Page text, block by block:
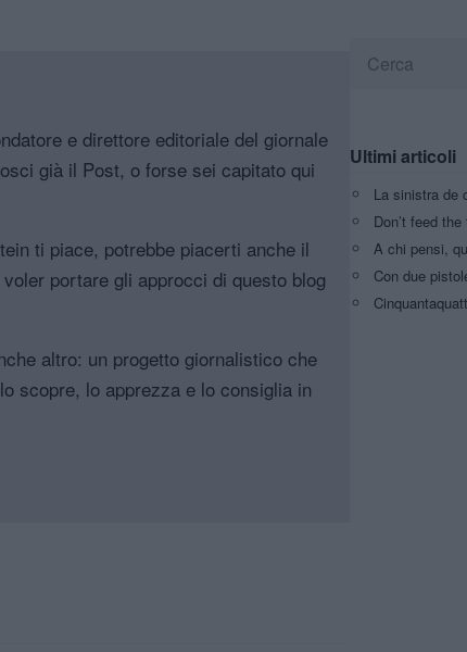
e direttore editoriale del giornale
già il Post, o forse sei capitato qui
ti piace, potrebbe piacerti anche il
portare gli approcci di questo blog
altro: un progetto giornalistico che
scopre, lo apprezza e lo consiglia in
Ultimi articoli
La sinistra de
Don’t feed the
A chi pensi,
Con due